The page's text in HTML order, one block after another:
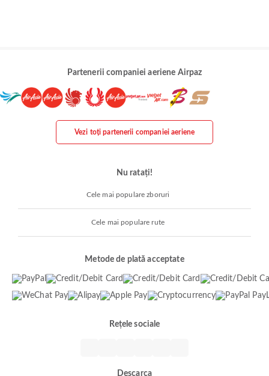
Partenerii companiei aeriene Airpaz
Vezi toți partenerii companiei aeriene
Nu ratați!
Cele mai populare zboruri
Cele mai populare rute
Metode de plată acceptate
Rețele sociale
Descarca